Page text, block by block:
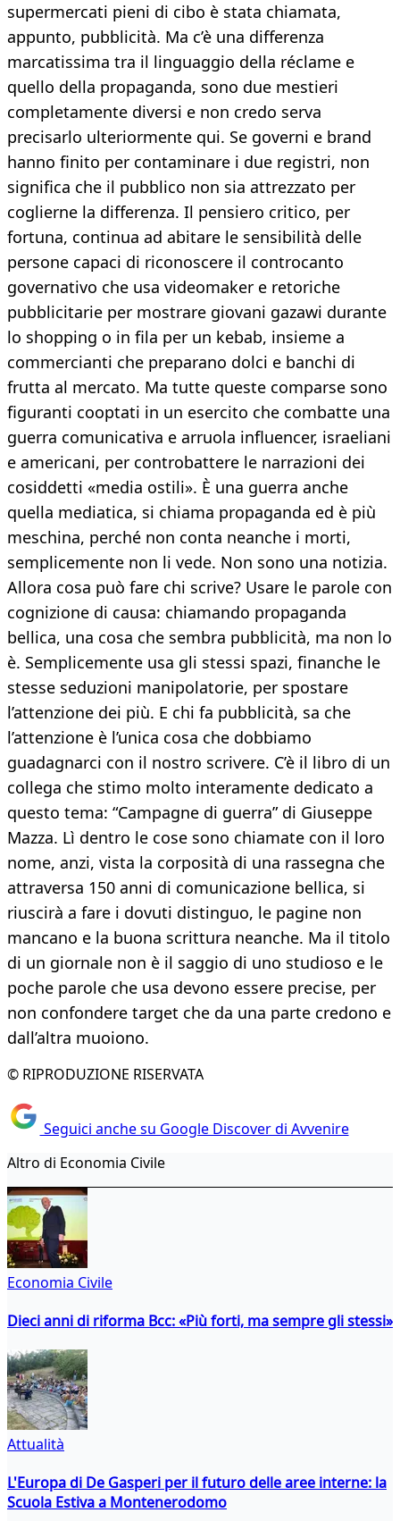
supermercati pieni di cibo è stata chiamata,
appunto, pubblicità. Ma c’è una differenza
marcatissima tra il linguaggio della réclame e
quello della propaganda, sono due mestieri
completamente diversi e non credo serva
precisarlo ulteriormente qui. Se governi e brand
hanno finito per contaminare i due registri, non
significa che il pubblico non sia attrezzato per
coglierne la differenza. Il pensiero critico, per
fortuna, continua ad abitare le sensibilità delle
persone capaci di riconoscere il controcanto
governativo che usa videomaker e retoriche
pubblicitarie per mostrare giovani gazawi durante
lo shopping o in fila per un kebab, insieme a
commercianti che preparano dolci e banchi di
frutta al mercato. Ma tutte queste comparse sono
figuranti cooptati in un esercito che combatte una
guerra comunicativa e arruola influencer, israeliani
e americani, per controbattere le narrazioni dei
cosiddetti «media ostili». È una guerra anche
quella mediatica, si chiama propaganda ed è più
meschina, perché non conta neanche i morti,
semplicemente non li vede. Non sono una notizia.
Allora cosa può fare chi scrive? Usare le parole con
cognizione di causa: chiamando propaganda
bellica, una cosa che sembra pubblicità, ma non lo
è. Semplicemente usa gli stessi spazi, finanche le
stesse seduzioni manipolatorie, per spostare
l’attenzione dei più. E chi fa pubblicità, sa che
l’attenzione è l’unica cosa che dobbiamo
guadagnarci con il nostro scrivere. C’è il libro di un
collega che stimo molto interamente dedicato a
questo tema: “Campagne di guerra” di Giuseppe
Mazza. Lì dentro le cose sono chiamate con il loro
nome, anzi, vista la corposità di una rassegna che
attraversa 150 anni di comunicazione bellica, si
riuscirà a fare i dovuti distinguo, le pagine non
mancano e la buona scrittura neanche. Ma il titolo
di un giornale non è il saggio di uno studioso e le
poche parole che usa devono essere precise, per
non confondere target che da una parte credono e
dall’altra muoiono.
© RIPRODUZIONE RISERVATA
Seguici anche su Google Discover di Avvenire
Altro di Economia Civile
Economia Civile
Dieci anni di riforma Bcc: «Più forti, ma sempre gli stessi»
Attualità
L'Europa di De Gasperi per il futuro delle aree interne: la
Scuola Estiva a Montenerodomo